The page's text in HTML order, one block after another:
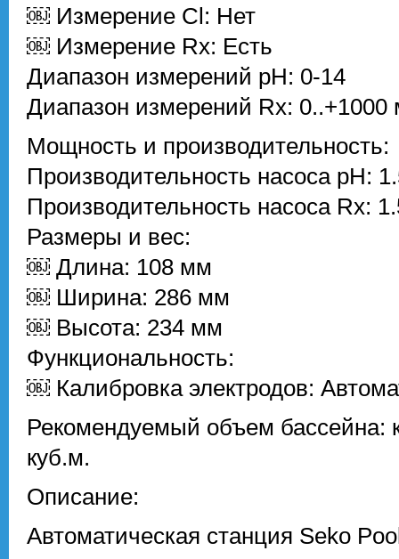
￼ Измерение Cl: Нет
￼ Измерение Rx: Есть
Диапазон измерений pH: 0-14
Диапазон измерений Rx: 0..+1000
Мощность и производительность:
Производительность насоса pH:
Производительность насоса Rx:
Размеры и вес:
￼ Длина: 108 мм
￼ Ширина: 286 мм
￼ Высота: 234 мм
Функциональность:
￼ Калибровка электродов:
Рекомендуемый объем бассейна:
куб.м.
Описание:
Автоматическая станция Seko